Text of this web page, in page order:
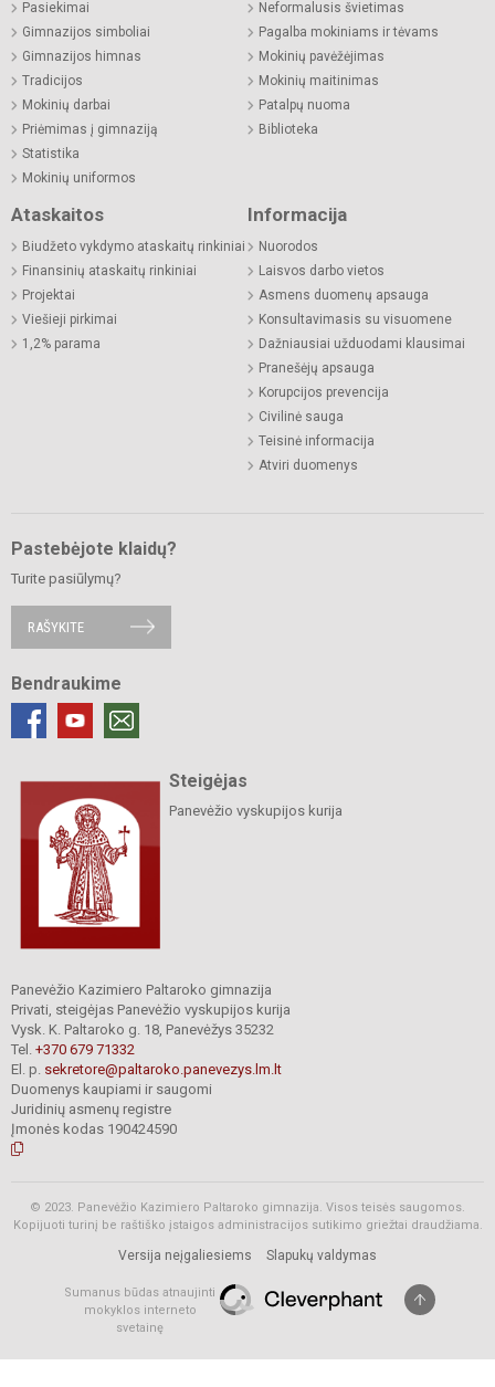
Pasiekimai
Gimnazijos simboliai
Gimnazijos himnas
Tradicijos
Mokinių darbai
Priėmimas į gimnaziją
Statistika
Mokinių uniformos
Neformalusis švietimas
Pagalba mokiniams ir tėvams
Mokinių pavėžėjimas
Mokinių maitinimas
Patalpų nuoma
Biblioteka
Ataskaitos
Biudžeto vykdymo ataskaitų rinkiniai
Finansinių ataskaitų rinkiniai
Projektai
Viešieji pirkimai
1,2% parama
Informacija
Nuorodos
Laisvos darbo vietos
Asmens duomenų apsauga
Konsultavimasis su visuomene
Dažniausiai užduodami klausimai
Pranešėjų apsauga
Korupcijos prevencija
Civilinė sauga
Teisinė informacija
Atviri duomenys
Pastebėjote klaidų?
Turite pasiūlymų?
RAŠYKITE
Bendraukime
Steigėjas
Panevėžio vyskupijos kurija
Panevėžio Kazimiero Paltaroko gimnazija
Privati, steigėjas Panevėžio vyskupijos kurija
Vysk. K. Paltaroko g. 18, Panevėžys 35232
Tel. +370 679 71332
El. p. sekretore@paltaroko.panevezys.lm.lt
Duomenys kaupiami ir saugomi
Juridinių asmenų registre
Įmonės kodas 190424590
© 2023. Panevėžio Kazimiero Paltaroko gimnazija. Visos teisės saugomos.
Kopijuoti turinį be raštiško įstaigos administracijos sutikimo griežtai draudžiama.
Versija neįgaliesiems Slapukų valdymas
Sumanus būdas atnaujinti
mokyklos interneto
svetainę